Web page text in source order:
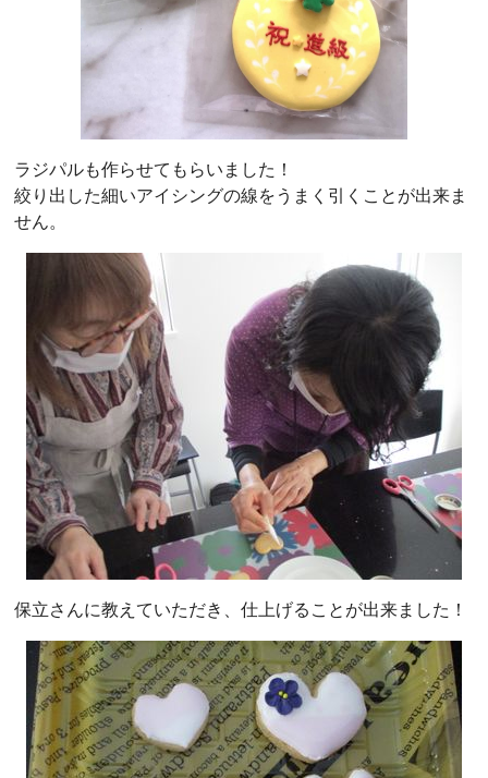
ラジパルも作らせてもらいました！
絞り出した細いアイシングの線をうまく引くことが出来ま
せん。
保立さんに教えていただき、仕上げることが出来ました！